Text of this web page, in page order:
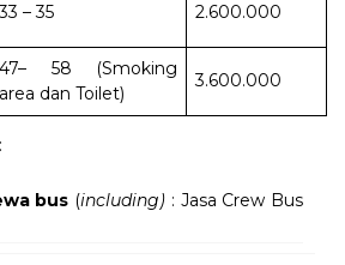
33 – 35 2.600.000
47– 58 (Smoking
area dan Toilet)
3.600.000
:
bus (including) : Jasa Crew Bus